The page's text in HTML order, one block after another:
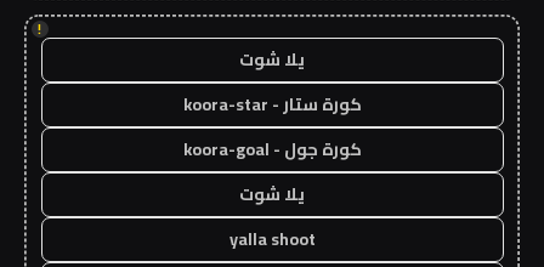
!
يلا شوت
كورة ستار - koora-star
كورة جول - koora-goal
يلا شوت
yalla shoot